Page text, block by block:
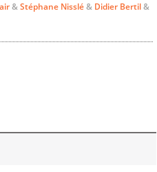
&Stéphane Nisslé& Didier Bertil&